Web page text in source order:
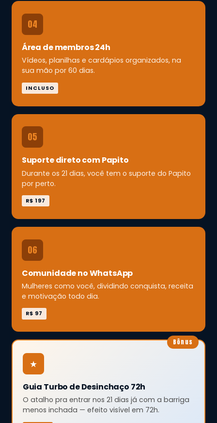
04
Área de membros 24h
Vídeos, planilhas e cardápios organizados, na
sua mão por 60 dias.
INCLUSO
05
Suporte direto com Papito
Durante os 21 dias, você tem o suporte do Papito
por perto.
R$ 197
06
Comunidade no WhatsApp
Mulheres como você, dividindo conquista, receita
e motivação todo dia.
R$ 97
Bônus
★
Guia Turbo de Desinchaço 72h
O atalho pra entrar nos 21 dias já com a barriga
menos inchada — efeito visível em 72h.